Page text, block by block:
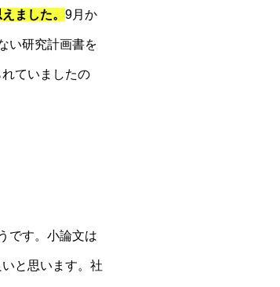
ました。 9月か
い研究計画書を
ていましたの
です。小論文は
と思います。社